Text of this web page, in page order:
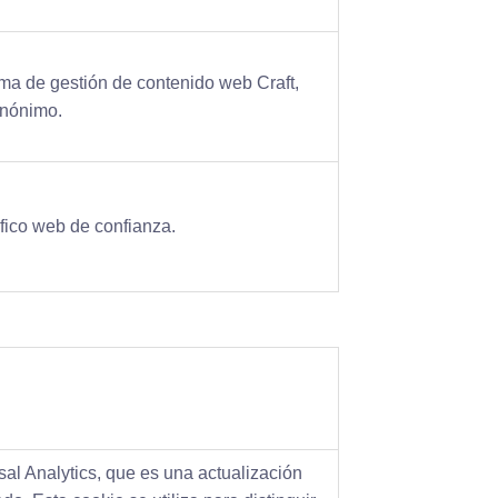
de gestión de contenido web Craft,
web de confianza.
Analytics, que es una actualización